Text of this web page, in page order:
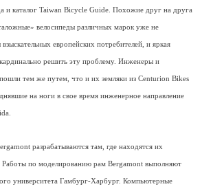
и каталог Taiwan Bicycle Guide. Похожие друг на друга
велосипеды различных марок уже не
европейских потребителей, и яркая
решить эту проблему. Инженеры и
тем же путем, что и их земляки из Centurion Bikes
на ноги в свое время инженерное направление
разрабатываются там, где находятся их
Работы по моделированию рам Bergamont выполняют
университета Гамбург-Харбург. Компьютерные